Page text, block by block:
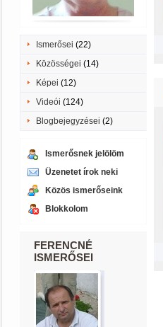
Ismerősei (22)
Közösségei (14)
Képei (12)
Videói (124)
Blogbejegyzései (2)
Ismerősnek jelölöm
Üzenetet írok neki
Közös ismerőseink
Blokkolom
FERENCNÉ
ISMERŐSEI